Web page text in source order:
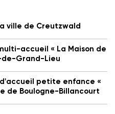
ville de Creutzwald
accueil « La Maison de
Grand-Lieu
petite enfance «
de Boulogne-Billancourt